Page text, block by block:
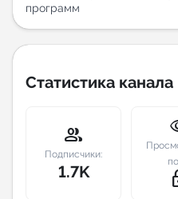
Индекс читаемости
Аналитика MAX
Индивидуальное
Аналитика Telegram
программ
Статистика канала
group
Подписчики:
1.7K